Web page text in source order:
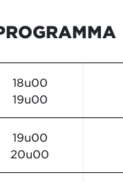
18u00
19u00
19u00
20u00